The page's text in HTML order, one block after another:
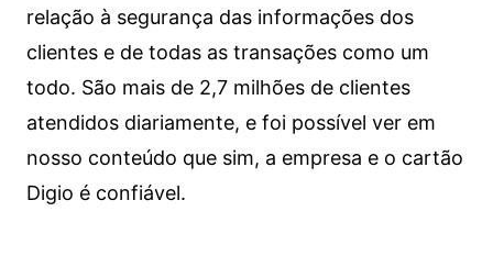
relação à segurança das informações dos
clientes e de todas as transações como um
todo. São mais de 2,7 milhões de clientes
atendidos diariamente, e foi possível ver em
nosso conteúdo que sim, a empresa e o cartão
Digio é confiável.